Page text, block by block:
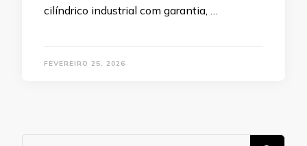
cilíndrico industrial com garantia, …
FEVEREIRO 25, 2026